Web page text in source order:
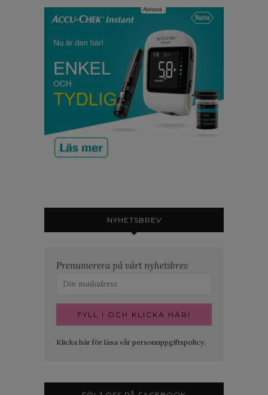
NYHETSBREV
Prenumerera på vårt nyhetsbrev
Klicka här för läsa vår personuppgiftspolicy.